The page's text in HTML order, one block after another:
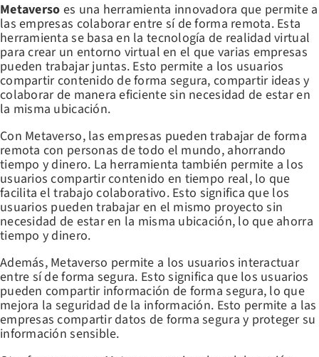
Metaverso es una herramienta innovadora que permite a
las empresas colaborar entre sí de forma remota. Esta
herramienta se basa en la tecnología de realidad virtual
para crear un entorno virtual en el que varias empresas
pueden trabajar juntas. Esto permite a los usuarios
compartir contenido de forma segura, compartir ideas y
colaborar de manera eficiente sin necesidad de estar en
la misma ubicación.
Con Metaverso, las empresas pueden trabajar de forma
remota con personas de todo el mundo, ahorrando
tiempo y dinero. La herramienta también permite a los
usuarios compartir contenido en tiempo real, lo que
facilita el trabajo colaborativo. Esto significa que los
usuarios pueden trabajar en el mismo proyecto sin
necesidad de estar en la misma ubicación, lo que ahorra
tiempo y dinero.
Además, Metaverso permite a los usuarios interactuar
entre sí de forma segura. Esto significa que los usuarios
pueden compartir información de forma segura, lo que
mejora la seguridad de la información. Esto permite a las
empresas compartir datos de forma segura y proteger su
información sensible.